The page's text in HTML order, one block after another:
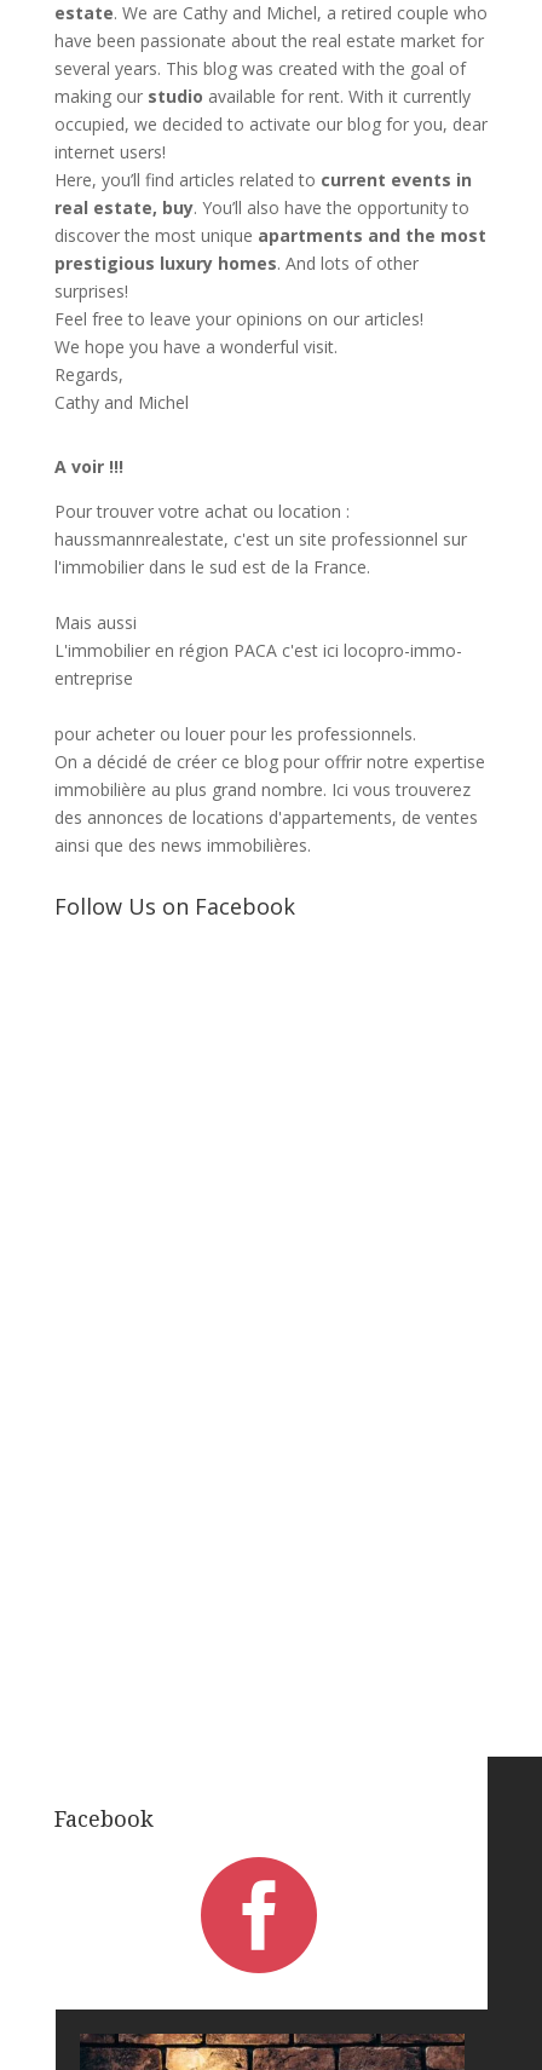
estate. We are Cathy and Michel, a retired couple who
have been passionate about the real estate market for
several years. This blog was created with the goal of
making our studio available for rent. With it currently
occupied, we decided to activate our blog for you, dear
internet users!
Here, you’ll find articles related to current events in
real estate, buy. You’ll also have the opportunity to
discover the most unique apartments and the most
prestigious luxury homes. And lots of other
surprises!
Feel free to leave your opinions on our articles!
We hope you have a wonderful visit.
Regards,
Cathy and Michel
A voir !!!
Pour trouver votre achat ou location :
haussmannrealestate, c'est un site professionnel sur
l'immobilier dans le sud est de la France.
Mais aussi
L'immobilier en région PACA c'est ici locopro-immo-
entreprise
pour acheter ou louer pour les professionnels.
On a décidé de créer ce blog pour offrir notre expertise
immobilière au plus grand nombre. Ici vous trouverez
des annonces de locations d'appartements, de ventes
ainsi que des news immobilières.
Follow Us on Facebook
Facebook
